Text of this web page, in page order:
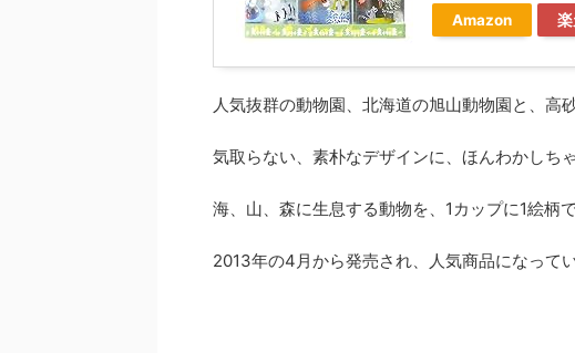
Amazon
人気抜群の動物園、北海道の旭山動物園と、高
気取らない、素朴なデザインに、ほんわかしちゃ
海、山、森に生息する動物を、1カップに1絵柄
2013年の4月から発売され、人気商品になってい